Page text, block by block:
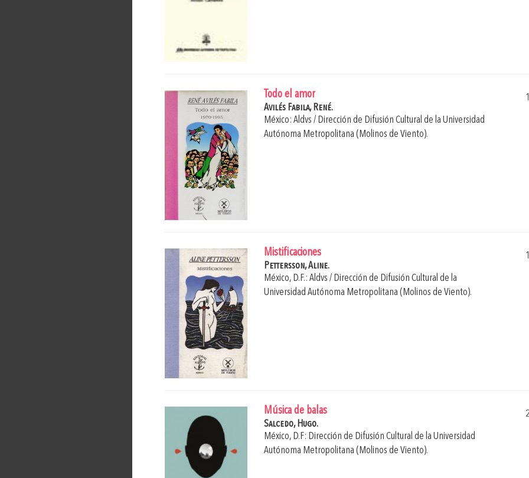
Todo el amor
Avilés Fabila, René.
México: Aldvs / Dirección de Difusión Cultural de la Universidad
Autónoma Metropolitana (Molinos de Viento).
Mistificaciones
Pettersson, Aline.
México, D.F.: Aldvs / Dirección de Difusión Cultural de la
Universidad Autónoma Metropolitana (Molinos de Viento).
Música de balas
Salcedo, Hugo.
México, D.F: Dirección de Difusión Cultural de la Universidad
Autónoma Metropolitana (Molinos de Viento).